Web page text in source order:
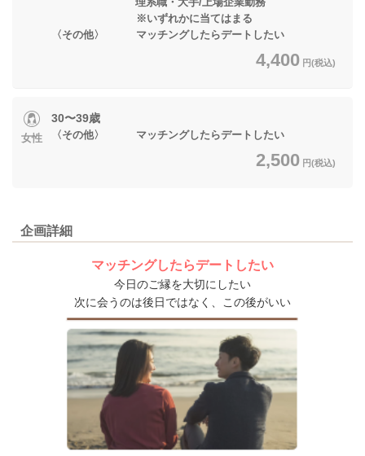
※いずれかに当てはまる
〈その他〉 マッチングしたらデートしたい
4,400 円(税込)
女性
30〜39歳
〈その他〉 マッチングしたらデートしたい
2,500 円(税込)
企画詳細
マッチングしたらデートしたい
今日のご縁を大切にしたい
次に会うのは後日ではなく、この後がいい